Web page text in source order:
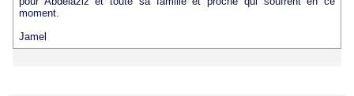
moment.
Jamel